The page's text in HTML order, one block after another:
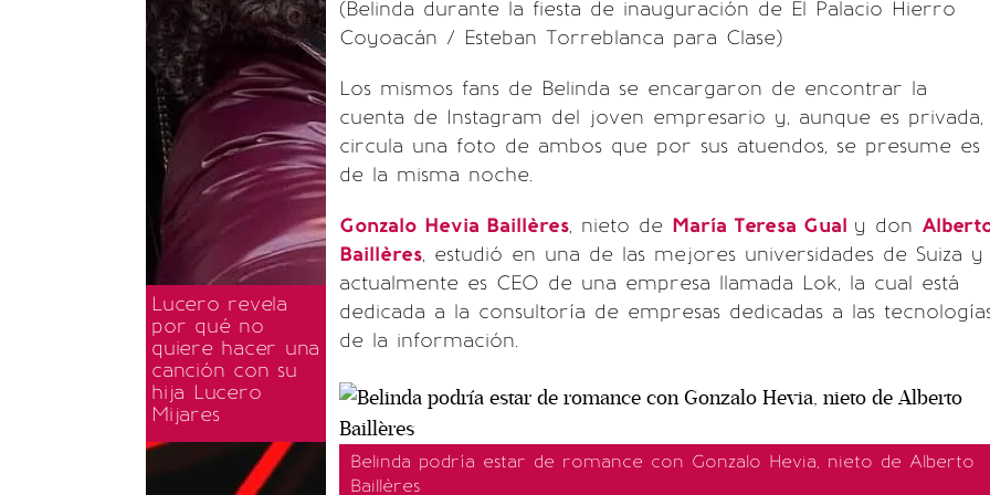
Lucero revela
por qué no
quiere hacer una
canción con su
hija Lucero
Mijares
(Belinda durante la fiesta de inauguración de El Palacio Hierro
Coyoacán / Esteban Torreblanca para Clase)
Los mismos fans de Belinda se encargaron de encontrar la
cuenta de Instagram del joven empresario y, aunque es privada,
circula una foto de ambos que por sus atuendos, se presume es
de la misma noche.
Gonzalo Hevia Baillères, nieto de María Teresa Gual y don
Baillères, estudió en una de las mejores universidades de Suiza y
actualmente es CEO de una empresa llamada Lok, la cual está
dedicada a la consultoría de empresas dedicadas a las
de la información.
Belinda podría estar de romance con Gonzalo Hevia, nieto de Alberto
Baillères